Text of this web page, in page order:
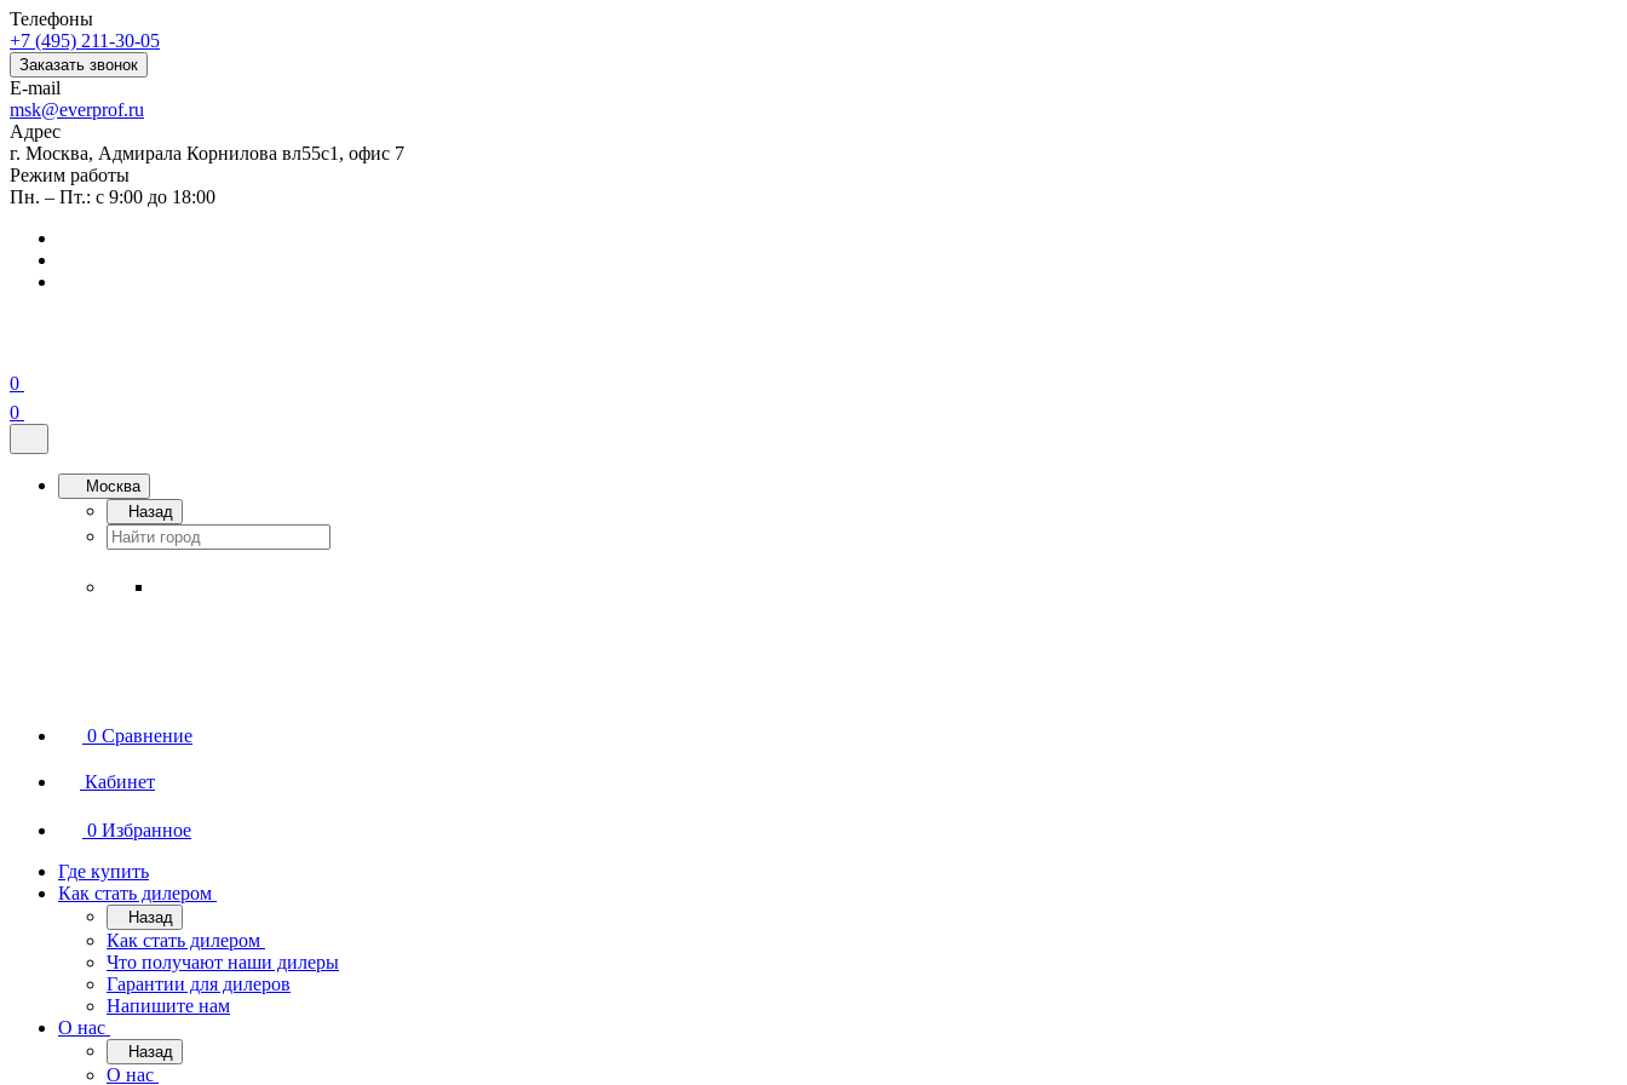
Телефоны
+7 (495) 211-30-05
Заказать звонок
E-mail
msk@everprof.ru
Адрес
г. Москва, Адмирала Корнилова вл55с1, офис 7
Режим работы
Пн. – Пт.: с 9:00 до 18:00
0
0
Москва
Назад
0 Сравнение
Кабинет
0 Избранное
Где купить
Как стать дилером
Назад
Как стать дилером
Что получают наши дилеры
Гарантии для дилеров
Напишите нам
О нас
Назад
О нас